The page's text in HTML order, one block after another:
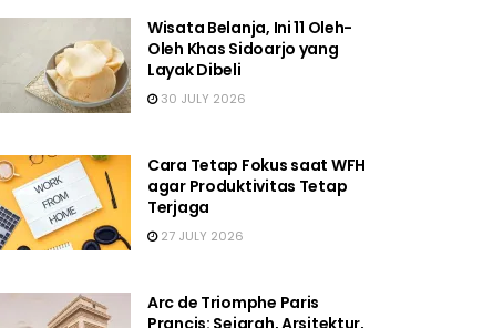
Wisata Belanja, Ini 11 Oleh-
Oleh Khas Sidoarjo yang
Layak Dibeli
30 JULY 2026
Cara Tetap Fokus saat WFH
agar Produktivitas Tetap
Terjaga
27 JULY 2026
Arc de Triomphe Paris
Prancis: Sejarah, Arsitektur,